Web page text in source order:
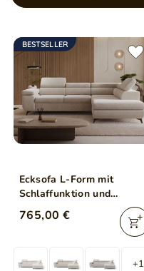
BESTSELLER
Ecksofa L-Form mit
Schlaffunktion und
Bettkasten Argon Rechts
Beige
765,00 €
+1